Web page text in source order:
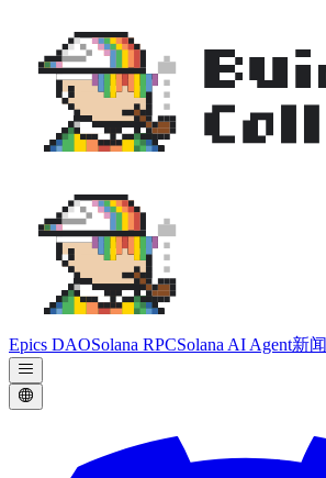
Epics DAOSolana RPCSolana AI Agent新闻